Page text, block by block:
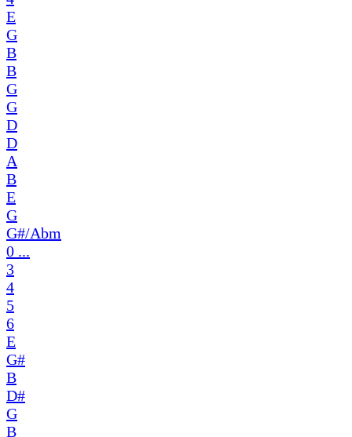
E
G
B
B
G
G
D
D
A
B
E
G
G#/Abm
0 ...
3
4
5
6
E
G#
B
D#
G
B